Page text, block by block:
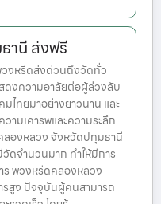
านี ส่งฟรี
งหรีดส่งด่วนถึงวัดทั่ว
ดงความอาลัยต่อผู้ล่วงลับ
ไทยมาอย่างยาวนาน และ
มเคารพและความระลึก
องหลวง จังหวัดปทุมธานี
จำนวนมาก ทำให้มีการ
ร พวงหรีดคลองหลวง
สูง ปัจจุบันผู้คนสามารถ